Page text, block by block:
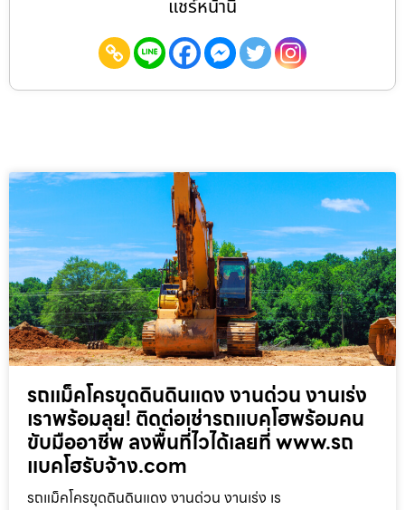
แชร์หน้านี้
รถแม็คโครขุดดินดินแดง งานด่วน งานเร่ง
เราพร้อมลุย! ติดต่อเช่ารถแบคโฮพร้อมคน
ขับมืออาชีพ ลงพื้นที่ไวได้เลยที่ www.รถ
แบคโฮรับจ้าง.com
รถแม็คโครขุดดินดินแดง งานด่วน งานเร่ง เร